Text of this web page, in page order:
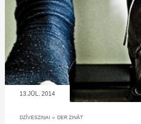
13.JŪL, 2014
DZĪVESZIŅAI » DER ZINĀT